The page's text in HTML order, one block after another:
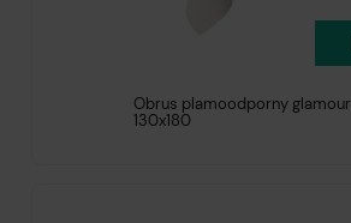
Obrus plamoodporny glamour
130x180